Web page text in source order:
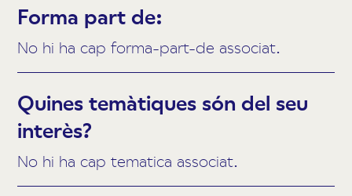
Forma part de:
No hi ha cap forma-part-de associat.
Quines temàtiques són del seu
interès?
No hi ha cap tematica associat.